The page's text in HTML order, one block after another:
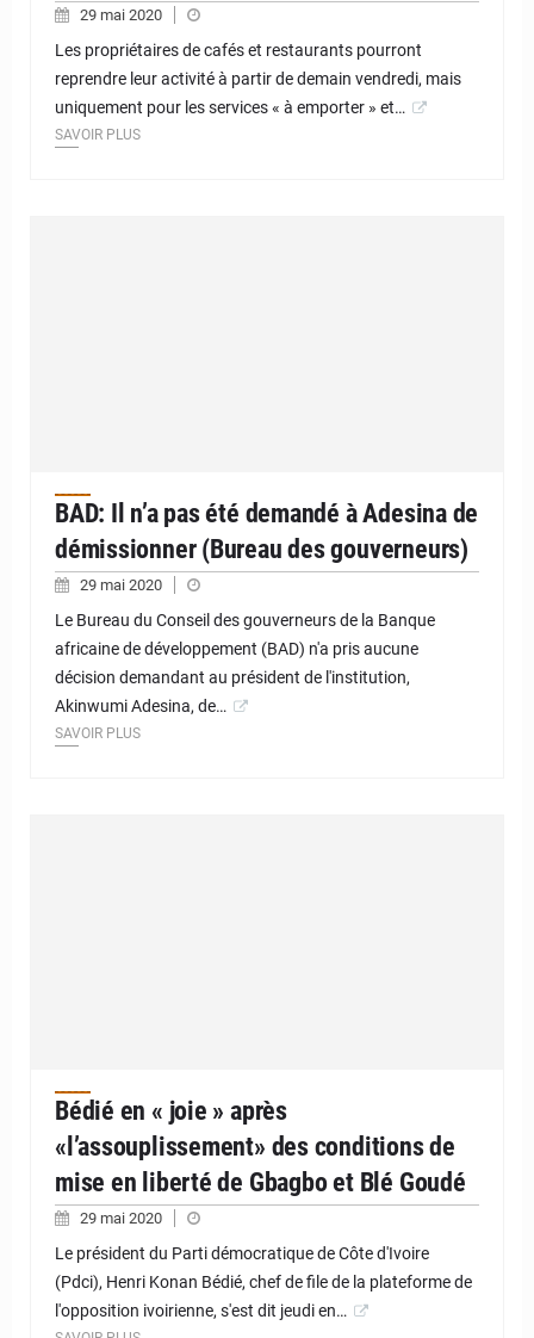
29 mai 2020
Les propriétaires de cafés et restaurants pourront
reprendre leur activité à partir de demain vendredi, mais
uniquement pour les services « à emporter » et…
SAVOIR PLUS
BAD: Il n’a pas été demandé à Adesina de
démissionner (Bureau des gouverneurs)
29 mai 2020
Le Bureau du Conseil des gouverneurs de la Banque
africaine de développement (BAD) n'a pris aucune
décision demandant au président de l'institution,
Akinwumi Adesina, de…
SAVOIR PLUS
Bédié en « joie » après
«l’assouplissement» des conditions de
mise en liberté de Gbagbo et Blé Goudé
29 mai 2020
Le président du Parti démocratique de Côte d'Ivoire
(Pdci), Henri Konan Bédié, chef de file de la plateforme de
l'opposition ivoirienne, s'est dit jeudi en…